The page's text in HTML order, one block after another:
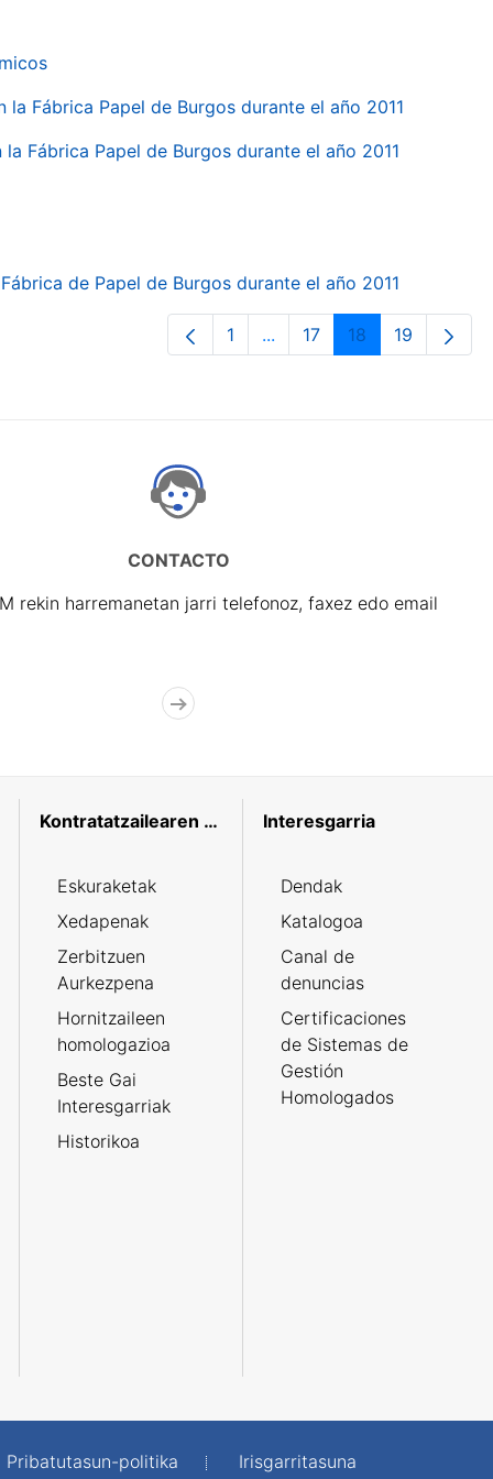
Fábrica Papel de Burgos durante el año 2011
Fábrica Papel de Burgos durante el año 2011
de Papel de Burgos durante el año 2011
Orrialdea
1 ...Intermediate Pages Use
Orrialdea
17 Orrialdea
18 Orrialdea
19
CONTACTO
rekin harremanetan jarri telefonoz, faxez edo email
Kontratatzailearen profila
Eskuraketak
Xedapenak
Zerbitzuen
Aurkezpena
Hornitzaileen
homologazioa
Beste Gai
Interesgarriak
Historikoa
Interesgarria
Dendak
Katalogoa
Canal de
denuncias
Certificaciones
de Sistemas de
Gestión
Homologados
Pribatutasun-politika Irisgarritasuna